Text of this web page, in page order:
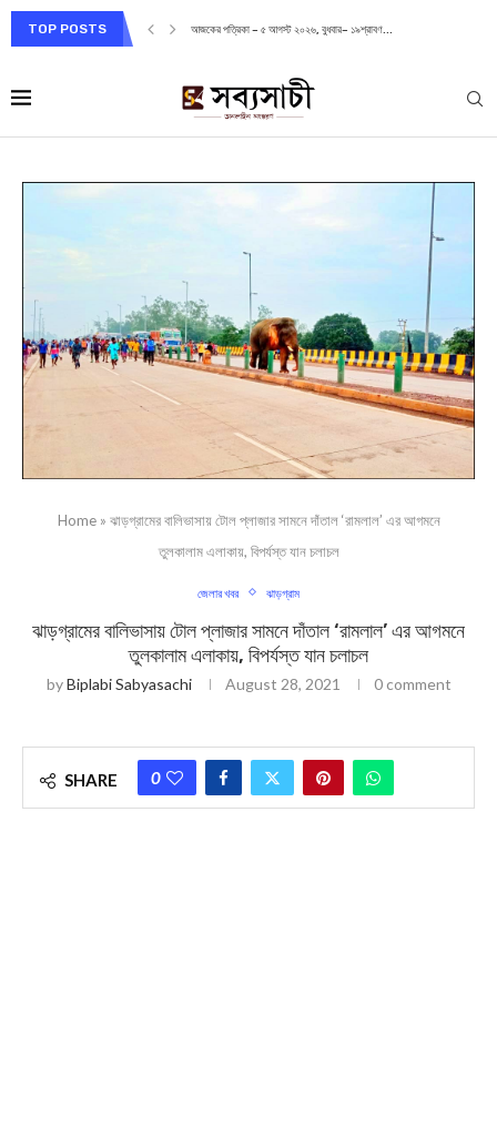
TOP POSTS আজকের পত্রিকা – ৫ আগস্ট ২০২৬, বুধবার– ১৯শ্রাবণ...
Home» ঝাড়গ্রামের বালিভাসায় টোল প্লাজার সামনে দাঁতাল ‘রামলাল’ এর আগমনে
তুলকালাম এলাকায়, বিপর্যস্ত যান চলাচল
জেলার খবর ঝাড়গ্রাম
ঝাড়গ্রামের বালিভাসায় টোল প্লাজার সামনে দাঁতাল ‘রামলাল’ এর আগমনে
তুলকালাম এলাকায়, বিপর্যস্ত যান চলাচল
byBiplabi Sabyasachi August 28, 2021 0 comment
SHARE 0